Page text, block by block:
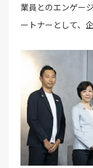
業員とのエンゲー
ートナーとして、